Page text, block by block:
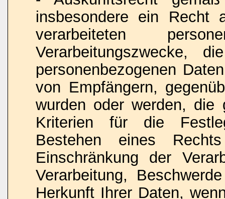
insbesondere ein Recht
verarbeiteten
Verarbeitungszwecke,
personenbezogenen
von Empfängern,
wurden oder werden, die
Kriterien für die
Bestehen eines
Einschränkung der
Verarbeitung,
Herkunft Ihrer Daten,